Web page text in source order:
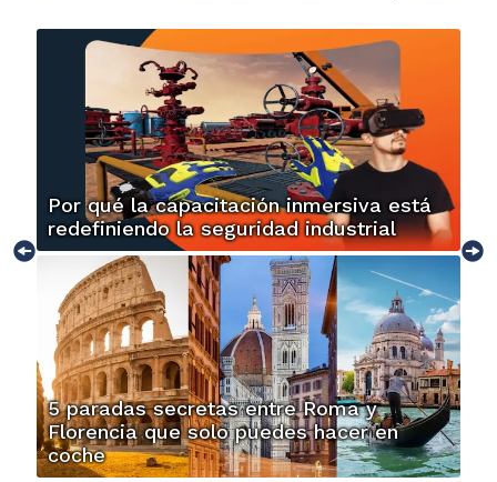
Por qué la capacitación inmersiva está
redefiniendo la seguridad industrial
5 paradas secretas entre Roma y
Florencia que solo puedes hacer en
coche